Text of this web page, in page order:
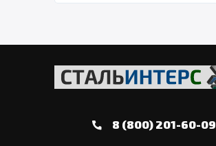
8 (800) 201-60-09